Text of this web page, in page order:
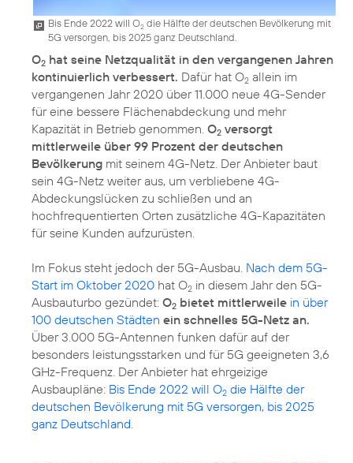
Bis Ende 2022 will O2 die Hälfte der deutschen Bevölkerung mit
5G versorgen, bis 2025 ganz Deutschland.
O2 hat seine Netzqualität in den vergangenen Jahren
kontinuierlich verbessert. Dafür hat O2 allein im
vergangenen Jahr 2020 über 11.000 neue 4G-Sender
für eine bessere Flächenabdeckung und mehr
Kapazität in Betrieb genommen. O2 versorgt
mittlerweile über 99 Prozent der deutschen
Bevölkerung mit seinem 4G-Netz. Der Anbieter baut
sein 4G-Netz weiter aus, um verbliebene 4G-
Abdeckungslücken zu schließen und an
hochfrequentierten Orten zusätzliche 4G-Kapazitäten
für seine Kunden aufzurüsten.
Im Fokus steht jedoch der 5G-Ausbau. Nach dem 5G-
Start im Oktober 2020 hat O2 in diesem Jahr den 5G-
Ausbauturbo gezündet: O2 bietet mittlerweile in über
100 deutschen Städten ein schnelles 5G-Netz an.
Über 3.000 5G-Antennen funken dafür auf der
besonders leistungsstarken und für 5G geeigneten 3,6
GHz-Frequenz. Der Anbieter hat ehrgeizige
Ausbaupläne: Bis Ende 2022 will O2 die Hälfte der
deutschen Bevölkerung mit 5G versorgen, bis 2025
ganz Deutschland.